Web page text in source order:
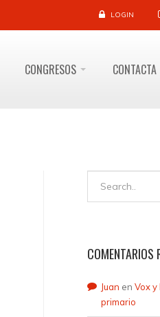
LOGIN
CONGRESOS CONTACTA
COMENTARIOS
Juan en Vox
primario